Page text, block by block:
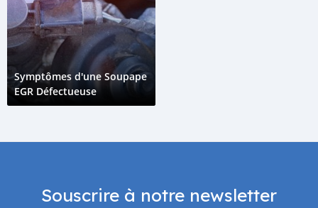
Symptômes d'une Soupape
EGR Défectueuse
Souscrire à notre newsletter